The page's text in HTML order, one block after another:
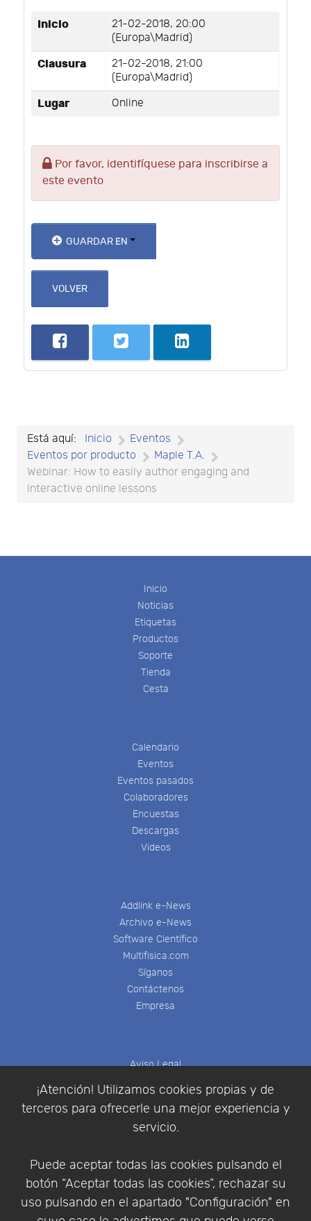
¡Atención! Utilizamos cookies propias y de
terceros para ofrecerle una mejor experiencia y
servicio.
Puede aceptar todas las cookies pulsando el
botón “Aceptar todas las cookies”, rechazar su
uso pulsando en el apartado "Configuración" en
Inicio
21-02-2018, 20:00
(Europa\Madrid)
Clausura
21-02-2018, 21:00
(Europa\Madrid)
Lugar Online
Por favor, identifíquese para inscribirse a
este evento
GUARDAR EN
VOLVER
Está aquí: Inicio
Eventos
Eventos por producto
Maple T.A.
Webinar: How to easily author engaging and
interactive online lessons
Inicio
Noticias
Etiquetas
Productos
Soporte
Tienda
Cesta
Calendario
Eventos
Eventos pasados
Colaboradores
Encuestas
Descargas
Videos
Addlink e-News
Archivo e-News
Software Científico
Multifisica.com
Síganos
Contáctenos
Empresa
Aviso Legal
Política de Privacidad
Condiciones de compra
Identificarse